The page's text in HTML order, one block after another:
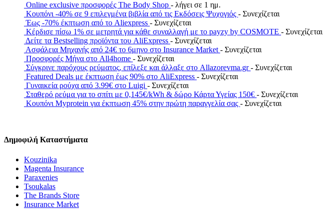
Online exclusive προσφορές The Body Shop - λήγει σε 1 ημ.
Κουπόνι -40% σε 9 επιλεγμένα βιβλία από τις Εκδόσεις Ψυχογιός - Συνεχίζεται
Έως -70% έκπτωση από το Aliexpress - Συνεχίζεται
Κέρδισε πίσω 1% σε μετρητά για κάθε συναλλαγή με το payzy by COSMOTE - Συνεχίζεται
Δείτε τα Bestselling προϊόντα του AliExpress - Συνεχίζεται
Ασφάλεια Μηχανής από 24€ το 6μηνο στο Insurance Market - Συνεχίζεται
Προσφορές Μήνα στο All4home - Συνεχίζεται
Σύγκρινε παρόχους ρεύματος, επίλεξε και άλλαξε στο Allazorevma.gr- Συνεχίζεται
Featured Deals με έκπτωση έως 90% στο AliExpress - Συνεχίζεται
Γυναικεία ρούχα από 3.99€ στο Luigi - Συνεχίζεται
Σταθερό ρεύμα για το σπίτι με 0,145€/kWh & δώρο Κάρτα Υγείας 150€ - Συνεχίζεται
Κουπόνι Myprotein για έκπτωση 45% στην πρώτη παραγγελία σας - Συνεχίζεται
Δημοφιλή Καταστήματα
Kouzinika
Magenta Insurance
Paraxenies
Tsoukalas
The Brands Store
Insurance Market